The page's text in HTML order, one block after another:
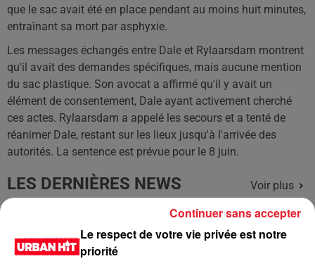
que le sac avait été en place pendant au moins huit minutes,
entraînant sa mort par asphyxie.
Les messages échangés entre Dale et Rylaarsdam montrent
qu'il avait des demandes spécifiques, mais aucune mention
du sac plastique. Son avocat a affirmé qu'il y avait un
élément de consentement, Dale ayant activement cherché
ces actes. Rylaarsdam a appelé les secours et a tenté de
réanimer Dale, restant sur les lieux jusqu'à l'arrivée des
autorités. La sentence est prévue pour le 8 juin.
LES DERNIÈRES NEWS Voir plus
Jay-Z se bat contre la grand-mère
d'un homme prétendant être son fils
Le respect de votre vie privée est notre
priorité
Continuer sans accepter